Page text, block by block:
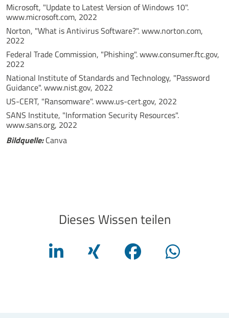
Microsoft, "Update to Latest Version of Windows 10".
www.microsoft.com, 2022
Norton, "What is Antivirus Software?". www.norton.com,
2022
Federal Trade Commission, "Phishing". www.consumer.ftc.gov,
2022
National Institute of Standards and Technology, "Password
Guidance". www.nist.gov, 2022
US-CERT, "Ransomware". www.us-cert.gov, 2022
SANS Institute, "Information Security Resources".
www.sans.org, 2022
Bildquelle:Canva
Dieses Wissen teilen